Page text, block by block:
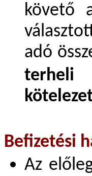
követő
adó
terheli
Befizetési
Az